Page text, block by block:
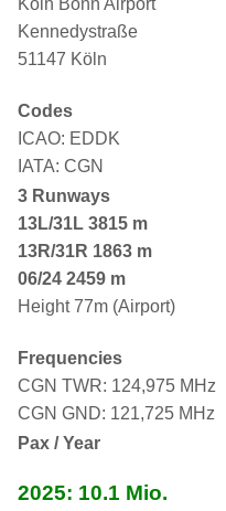
Köln Bonn Airport
Kennedystraße
51147 Köln
Codes
ICAO: EDDK
IATA: CGN
3 Runways
13L/31L 3815 m
13R/31R 1863 m
06/24 2459 m
Height 77m (Airport)
Frequencies
CGN TWR: 124,975 MHz
CGN GND: 121,725 MHz
Pax / Year
2025: 10.1 Mio.